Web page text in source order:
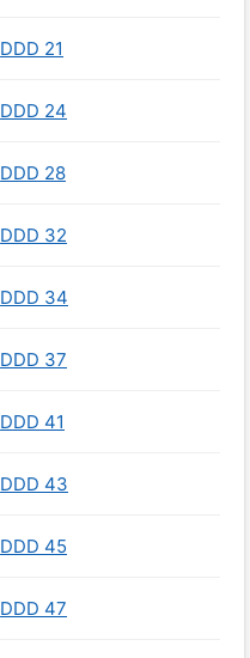
DDD 21
DDD 24
DDD 28
DDD 32
DDD 34
DDD 37
DDD 41
DDD 43
DDD 45
DDD 47